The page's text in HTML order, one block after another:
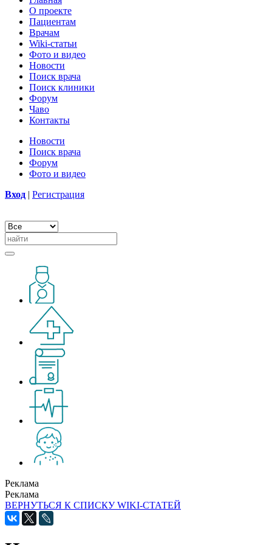
О проекте
Пациентам
Врачам
Wiki-статьи
Фото и видео
Новости
Поиск врача
Поиск клиники
Форум
Чаво
Контакты
Новости
Поиск врача
Форум
Фото и видео
Вход | Регистрация
Реклама
Реклама
ВЕРНУТЬСЯ К СПИСКУ WIKI-СТАТЕЙ